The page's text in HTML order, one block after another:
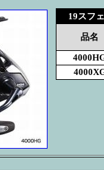
19スフ
品名